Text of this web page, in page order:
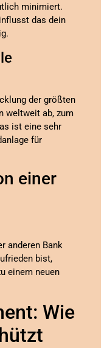
minimiert.
das dein
der größten
weltweit ab, zum
ist eine sehr
für
einer
anderen Bank
bist,
einem neuen
Wie